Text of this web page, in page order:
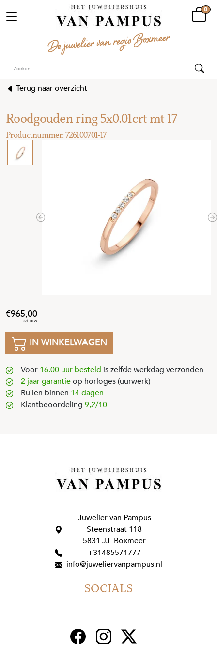
0
Terug naar overzicht
Roodgouden ring 5x0.01crt mt 17
Previous
965,00
IN WINKELWAGEN
Voor 16.00 uur besteld is zelfde werkdag verzonden
2 jaar garantieop horloges (uurwerk)
Ruilen binnen 14 dagen
Klantbeoordeling 9,2/10
Juwelier van Pampus
Steenstraat 118
5831 JJ Boxmeer
+31485571777
info@juweliervanpampus.nl
SOCIALS